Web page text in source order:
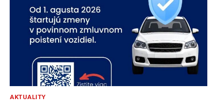
AKTUALITY